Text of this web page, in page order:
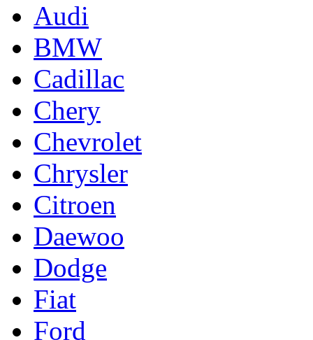
Audi
BMW
Cadillac
Chery
Chevrolet
Chrysler
Citroen
Daewoo
Dodge
Fiat
Ford